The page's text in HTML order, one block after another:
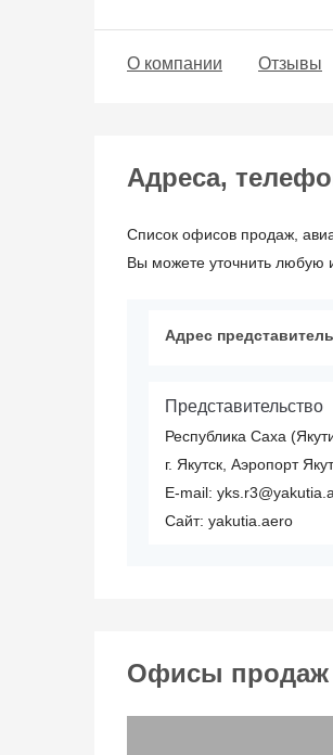
О компании Отзывы
Адреса,
Список офисов продаж,
Вы можете уточнить любую
Адрес
Представительство
Республика Саха
г. Якутск, Аэропорт
E-mail:
Сайт: yakutia.aero
Офисы продаж